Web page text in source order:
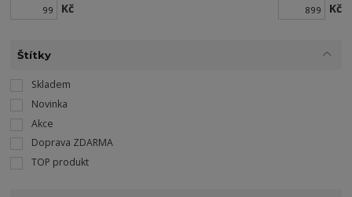
Kč Kč
Štítky
Skladem
Novinka
Akce
Doprava ZDARMA
TOP produkt